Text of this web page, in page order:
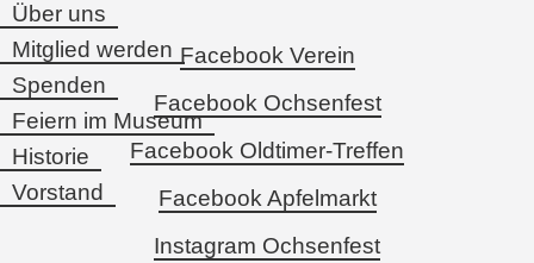
Über uns
Mitglied werden
Spenden
Feiern im Museum
Historie
Vorstand
Facebook Verein
Facebook Ochsenfest
Facebook Oldtimer-Treffen
Facebook Apfelmarkt
Instagram Ochsenfest